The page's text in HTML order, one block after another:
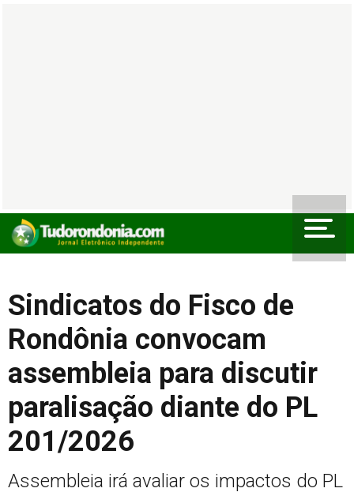
Sindicatos do Fisco de
Rondônia convocam
assembleia para discutir
paralisação diante do PL
201/2026
Assembleia irá avaliar os impactos do PL